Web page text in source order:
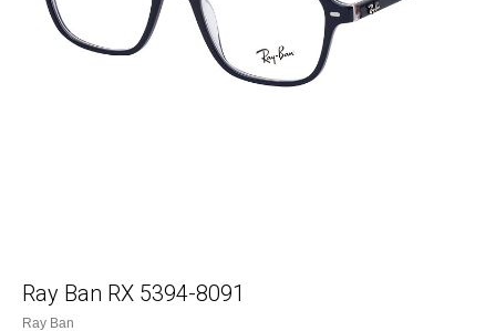
Ray Ban RX 5394-8091
Ray Ban